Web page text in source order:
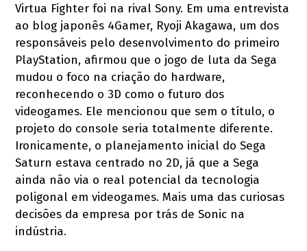
Virtua Fighter foi na rival Sony. Em uma entrevista
ao blog japonês 4Gamer, Ryoji Akagawa, um dos
responsáveis pelo desenvolvimento do primeiro
PlayStation, afirmou que o jogo de luta da Sega
mudou o foco na criação do hardware,
reconhecendo o 3D como o futuro dos
videogames. Ele mencionou que sem o título, o
projeto do console seria totalmente diferente.
Ironicamente, o planejamento inicial do Sega
Saturn estava centrado no 2D, já que a Sega
ainda não via o real potencial da tecnologia
poligonal em videogames. Mais uma das curiosas
decisões da empresa por trás de Sonic na
indústria.